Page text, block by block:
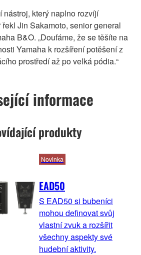
nástroj, který naplno rozvíjí
řekl Jin Sakamoto, senior general
B&O. „Doufáme, že se těšíte na
Yamaha k rozšíření potěšení z
prostředí až po velká pódia.“
informace
produkty
EAD50
Novinka
S EAD50 si bubeníci
mohou definovat svůj
vlastní zvuk a rozšířit
všechny aspekty své
hudební aktivity.